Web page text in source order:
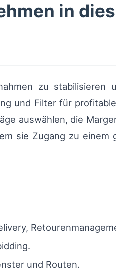
in
zu stabilisieren
und Filter für
auswählen, die
sie Zugang zu einem
und Routen.